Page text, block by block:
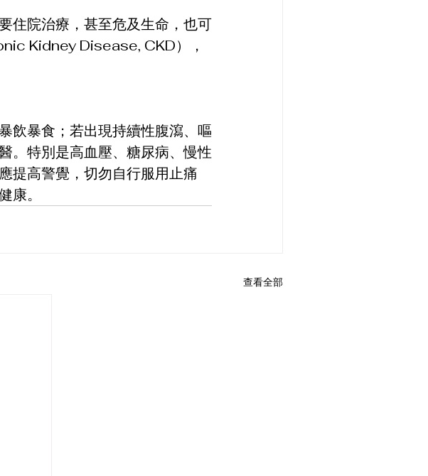
住院治療，甚至危及生命，也可
Kidney Disease, CKD），
飲暴食；若出現持續性腹瀉、嘔
。特別是高血壓、糖尿病、慢性
提高警覺，切勿自行服用止痛
康。
查看全部